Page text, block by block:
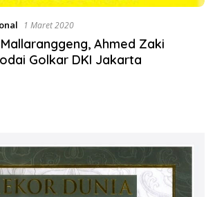
1 Maret 2020
Ahmed Zaki
Golkar DKI Jakarta